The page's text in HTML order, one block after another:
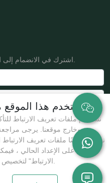
يستخدم هذا الموقع
نستخدم ملفات تعريف الارتباط
وخارج موقعنا. يرجى مراجعة سياسة الخصوصية الخاصة بنا.
نستخدم أيضًا ملفات تعريف الارتباط
توافق على الإعداد الحالي ،